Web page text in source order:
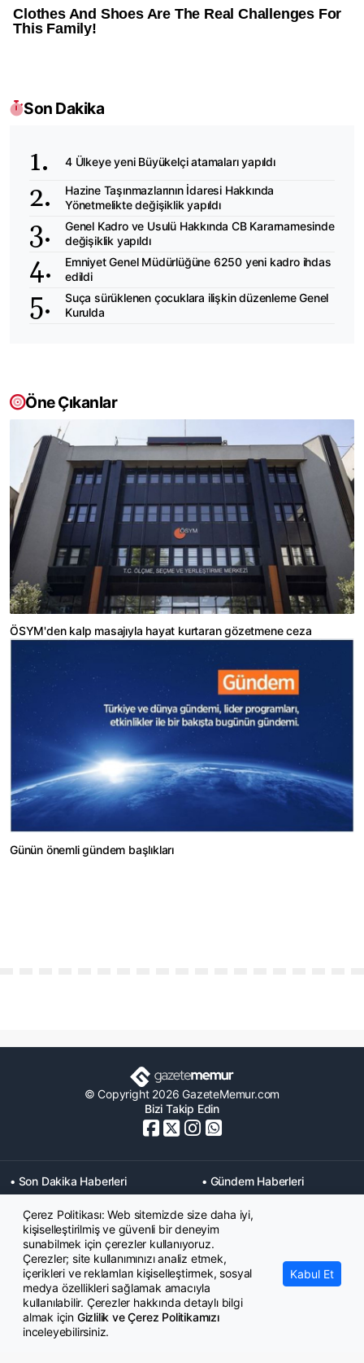
Son Dakika
4 Ülkeye yeni Büyükelçi atamaları yapıldı
Hazine Taşınmazlarının İdaresi Hakkında
Yönetmelikte değişiklik yapıldı
Genel Kadro ve Usulü Hakkında CB Kararnamesinde
değişiklik yapıldı
Emniyet Genel Müdürlüğüne 6250 yeni kadro ihdas
edildi
Suça sürüklenen çocuklara ilişkin düzenleme Genel
Kurulda
Öne Çıkanlar
ÖSYM'den kalp masajıyla hayat kurtaran gözetmene ceza
Günün önemli gündem başlıkları
© Copyright 2026 GazeteMemur.com
Bizi Takip Edin
• Son Dakika Haberleri
• Gündem Haberleri
• Memurlar Haberleri
• KPSS Haberleri
• Ekonomi Haberleri
• Eğitim Haberleri
• Yaşam Haberleri
• Maaş Verileri Haberleri
• Mahkeme Kararları
Haberleri
Çerez Politikası: Web sitemizde size daha iyi,
kişiselleştirilmiş ve güvenli bir deneyim
sunabilmek için çerezler kullanıyoruz.
Çerezler; site kullanımınızı analiz etmek,
içerikleri ve reklamları kişiselleştirmek, sosyal
medya özellikleri sağlamak amacıyla
kullanılabilir. Çerezler hakkında detaylı bilgi
almak için Gizlilik ve Çerez Politikamızı
inceleyebilirsiniz.
Kabul Et